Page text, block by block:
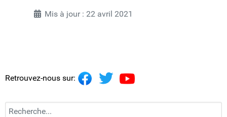
Mis à jour : 22 avril 2021
Retrouvez-nous sur:
Recherchez...